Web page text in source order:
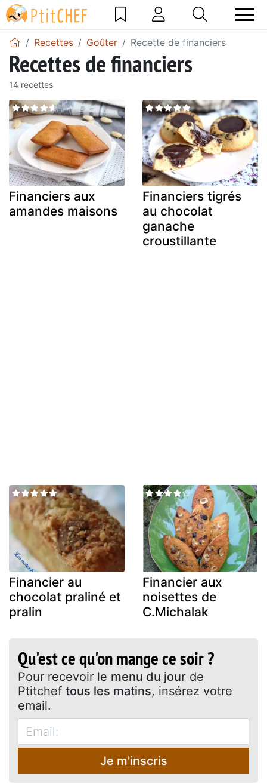
Recettes Goûter Recette de financiers
Recettes de financiers
14 recettes
Financiers aux
amandes maisons
Financiers tigrés
au chocolat
ganache
croustillante
Financier au
chocolat praliné et
pralin
Financier aux
noisettes de
C.Michalak
Qu'est ce qu'on mange ce soir ?
Pour recevoir le menu du jour de
Ptitchef tous les matins, insérez votre
email.
Je m'inscris